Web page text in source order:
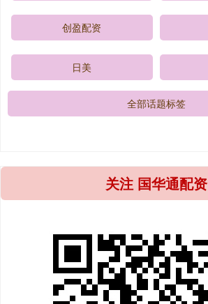
创盈配资
日美
全部话题标签
关注 国华通配资